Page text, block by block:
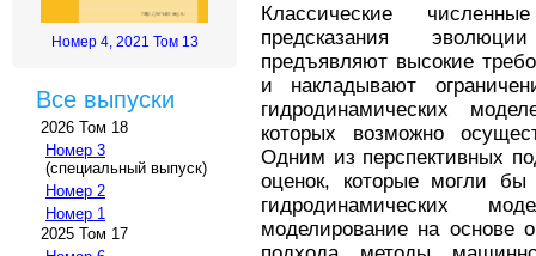
Номер 4, 2021 Том 13
Все выпуски
2026 Том 18
Номер 3
(специальный выпуск)
Номер 2
Номер 1
2025 Том 17
Классические
предсказания
предъявляют высокие
и накладывают
гидродинамических
которых возможно
Одним из перспективных
оценок, которые могли бы
гидродинамических
моделирование на основе